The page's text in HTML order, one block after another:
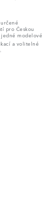
pro Českou
modelové
a volitelné